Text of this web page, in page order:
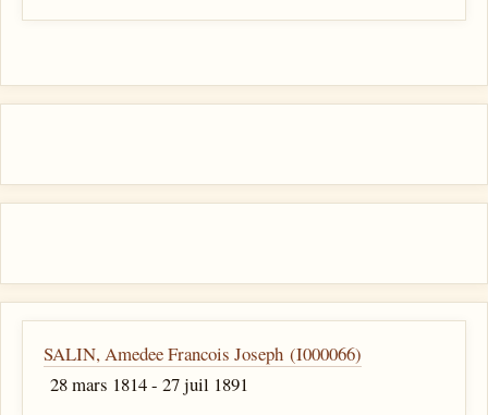
SALIN, Amedee Francois Joseph (I000066)
28 mars 1814 - 27 juil 1891